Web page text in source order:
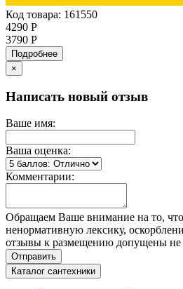
Код товара: 161550
4290 Р
3790 Р
Подробнее
×
Написать новый отзыв
Ваше имя:
Ваша оценка:
Комментарии:
Обращаем Ваше внимание на то,
ненормативную лексику,
отзывы к размещению допущены не
Каталог сантехники